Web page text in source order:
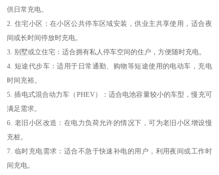
供日常充电。
2. 住宅小区：在小区公共停车区域安装，供业主共享使用，适合夜
间或长时间停放时充电。
3. 别墅或立住宅：适合拥有私人停车空间的住户，方便随时充电。
4. 短途代步车：适用于日常通勤、购物等短途使用的电动车，充电
时间充裕。
5. 插电式混合动力车（PHEV）：适合电池容量较小的车型，慢充可
满足需求。
6. 老旧小区改造：在电力负荷允许的情况下，可为老旧小区增设慢
充桩。
7. 临时充电需求：适合不急于快速补电的用户，利用夜间或工作时
间充电。